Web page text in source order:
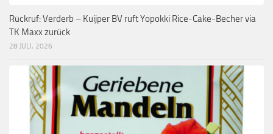
Rückruf: Verderb – Kuijper BV ruft Yopokki Rice-Cake-Becher via
TK Maxx zurück
28 JULI, 2026